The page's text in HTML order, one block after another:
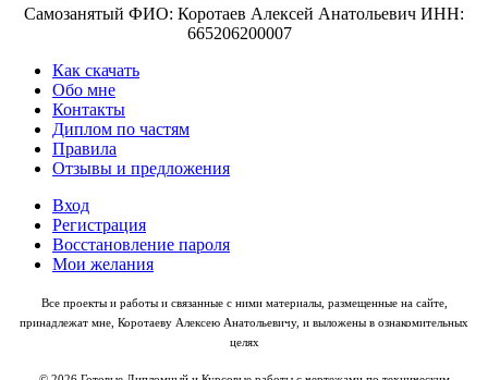
Самозанятый ФИО: Коротаев Алексей Анатольевич ИНН:
665206200007
Как скачать
Обо мне
Контакты
Диплом по частям
Правила
Отзывы и предложения
Вход
Регистрация
Восстановление пароля
Мои желания
Все проекты и работы и связанные с ними материалы, размещенные на сайте,
принадлежат мне, Коротаеву Алексею Анатольевичу, и выложены в ознакомительных
целях